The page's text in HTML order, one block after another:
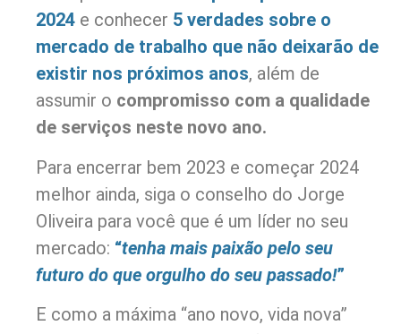
2024 e conhecer 5 verdades sobre o
mercado de trabalho que não deixarão de
existir nos próximos anos, além de
assumir o compromisso com a qualidade
de serviços neste novo ano.
Para encerrar bem 2023 e começar 2024
melhor ainda, siga o conselho do Jorge
Oliveira para você que é um líder no seu
mercado: “tenha mais paixão pelo seu
futuro do que orgulho do seu passado!”
E como a máxima “ano novo, vida nova”